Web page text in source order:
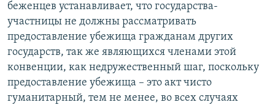
беженцев устанавливает, что государства-
участницы не должны рассматривать
предоставление убежища гражданам других
государств, так же являющихся членами этой
конвенции, как недружественный шаг, поскольку
предоставление убежища – это акт чисто
гуманитарный, тем не менее, во всех случаях